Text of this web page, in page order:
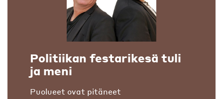
Politiikan festarikesä tuli
ja meni
Puolueet ovat pitäneet